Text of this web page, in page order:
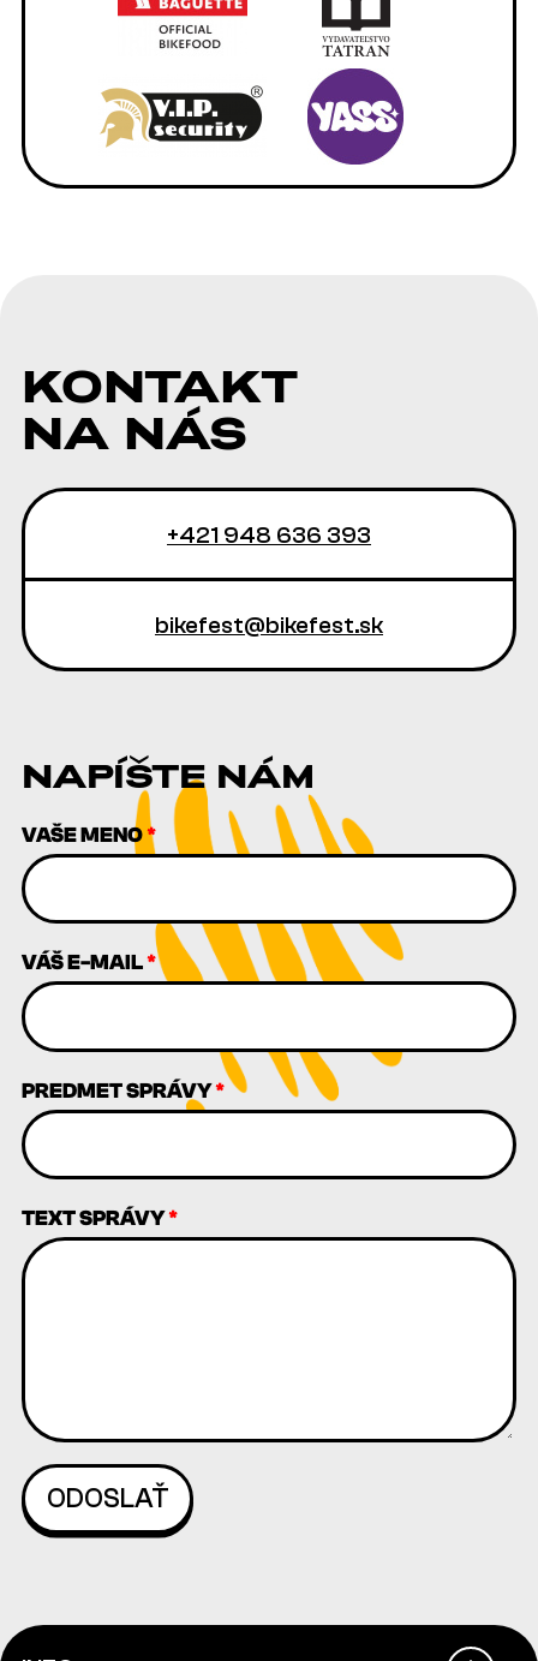
KONTAKT
NA NÁS
+421 948 636 393
bikefest@bikefest.sk
NAPÍŠTE NÁM
VAŠE MENO*
VÁŠ E-MAIL*
PREDMET SPRÁVY*
TEXT SPRÁVY*